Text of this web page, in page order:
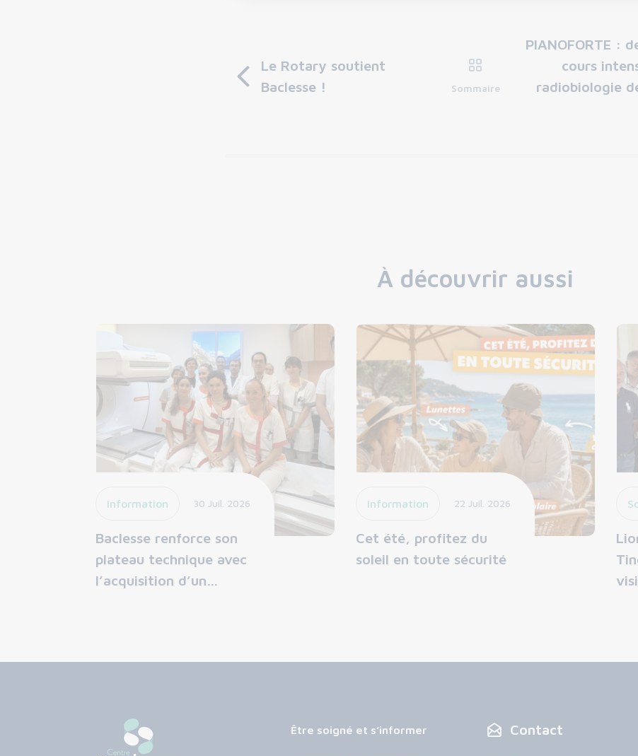
Le Rotary soutient
Baclesse !
Sommaire
PIANOFORTE :
cours
radiobiologie
À découvrir aussi
Information 30 Juil. 2026
Baclesse renforce son
plateau technique avec
l’acquisition d’un…
Information 22 Juil. 2026
Cet été, profitez du
soleil en toute sécurité
Être soigné et s’informer Contact